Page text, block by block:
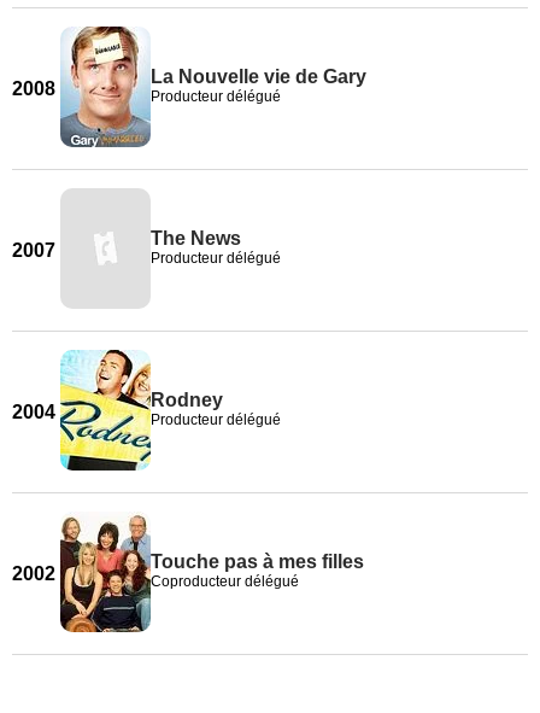
2008
La Nouvelle vie de Gary
Producteur délégué
2007
The News
Producteur délégué
2004
Rodney
Producteur délégué
2002
Touche pas à mes filles
Coproducteur délégué